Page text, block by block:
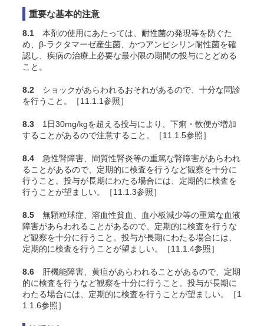
重要な基本的注意
8.1 本剤の使用にあたっては、耐性菌の発現等を防ぐた
め、β-ラクタマーゼ産生菌、かつアンピシリン耐性菌を確
認し、疾病の治療上必要な最小限の期間の投与にとどめる
こと。
8.2 ショックがあらわれるおそれがあるので、十分な問診
を行うこと。［11.1.1参照］
8.3 1日30mg/kgを超える投与により、下痢・軟便が増加
することがあるので注意すること。［11.1.5参照］
8.4 急性腎障害、間質性腎炎等の重篤な腎障害があらわれ
ることがあるので、定期的に検査を行うなど観察を十分に
行うこと。投与が長期にわたる場合には、定期的に検査を
行うことが望ましい。［11.1.3参照］
8.5 無顆粒球症、溶血性貧血、血小板減少等の重篤な血液
障害があらわれることがあるので、定期的に検査を行うな
ど観察を十分に行うこと。投与が長期にわたる場合には、
定期的に検査を行うことが望ましい。［11.1.4参照］
8.6 肝機能障害、黄疸があらわれることがあるので、定期
的に検査を行うなど観察を十分に行うこと。投与が長期に
わたる場合には、定期的に検査を行うことが望ましい。［1
1.1.6参照］